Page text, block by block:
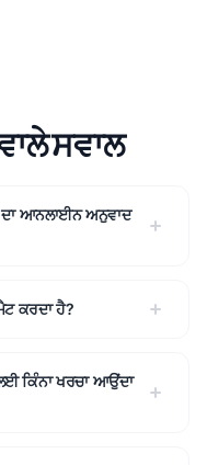
ਸਵਾਲ
ਆਨਲਾਈਨ ਅਨੁਵਾਦ
ਕਰਦਾ ਹੈ?
ਕਿੰਨਾ ਖਰਚਾ ਆਉਂਦਾ